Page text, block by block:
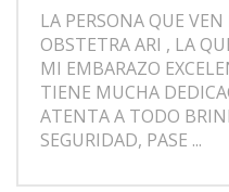
LA PERSONA QUE
OBSTETRA ARI , LA
MI EMBARAZO
TIENE MUCHA
ATENTA A TODO
SEGURIDAD, PASE ...